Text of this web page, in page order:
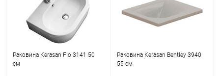
Раковина Kerasan Flo 3141 50
см
Раковина Kerasan Bentley 3940
55 см